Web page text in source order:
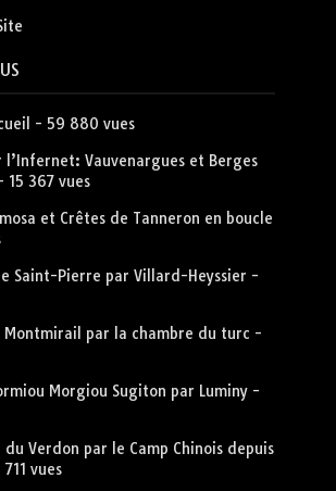
- 59 880 vues
l’Infernet: Vauvenargues et Berges
15 367 vues
et Crêtes de Tanneron en boucle
Saint-Pierre par Villard-Heyssier -
Montmirail par la chambre du turc -
Morgiou Sugiton par Luminy-
du Verdon par le Camp Chinois depuis
vues